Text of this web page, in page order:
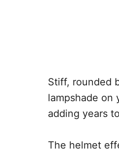
Stiff, rounded
lampshade on
adding years
The helmet